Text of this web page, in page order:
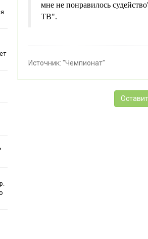
мне не понравилось
ТВ".
Источник: "Чемпионат"